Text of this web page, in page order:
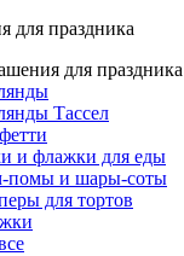
для праздника
для праздника
Тассел
и флажки для еды
помы и шары-соты
для тортов